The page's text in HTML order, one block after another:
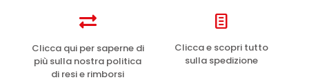
Clicca qui per saperne di
più sulla nostra politica
di resi e rimborsi
Clicca e scopri tutto
sulla spedizione